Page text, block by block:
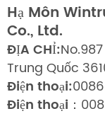
Hạ Môn
Co., Ltd.
ĐỊA CHỈ:
Trung Quốc
Điện thoại:
Điện thoại：